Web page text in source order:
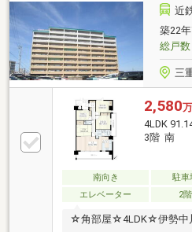
近
築22
総戸数
三
2,580
4LDK
3階 南
南向き 駐車
エレベーター
2
☆角部屋☆4LDK☆伊勢中